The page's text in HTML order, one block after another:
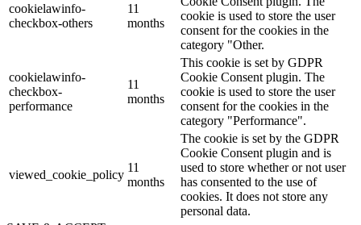
cookielawinfo-
checkbox-others
11
months
cookie is used to store the user
consent for the cookies in the
category "Other.
cookielawinfo-
checkbox-
performance
11
months
This cookie is set by GDPR
Cookie Consent plugin. The
cookie is used to store the user
consent for the cookies in the
category "Performance".
viewed_cookie_policy
11
months
The cookie is set by the GDPR
Cookie Consent plugin and is
used to store whether or not user
has consented to the use of
cookies. It does not store any
personal data.